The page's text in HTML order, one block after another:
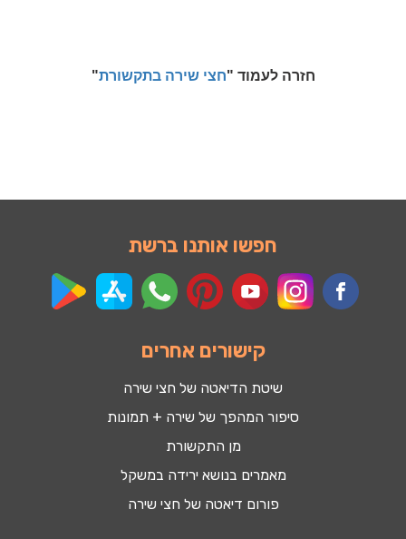
חזרה לעמוד "חצי שירה בתקשורת"
חפשו אותנו ברשת
קישורים אחרים
שיטת הדיאטה של חצי שירה
סיפור המהפך של שירה + תמונות
מן התקשורת
מאמרים בנושא ירידה במשקל
פורום דיאטה של חצי שירה